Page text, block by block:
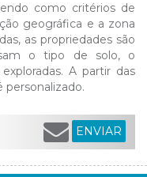
como critérios de
geográfica e a zona
as propriedades são
o tipo de solo, o
A partir das
personalizado.
ENVIAR